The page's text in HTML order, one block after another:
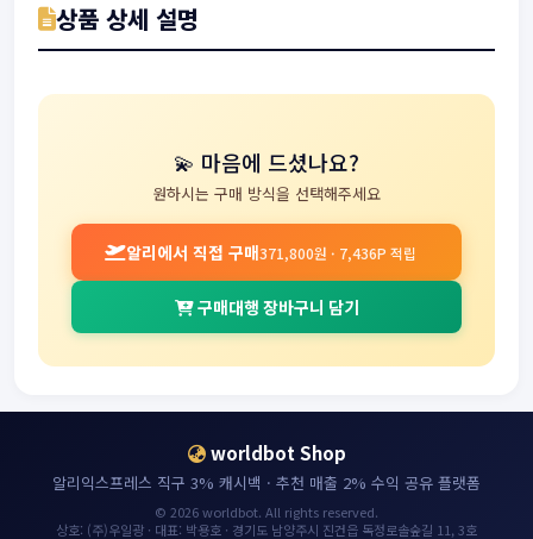
상품 상세 설명
💫 마음에 드셨나요?
원하시는 구매 방식을 선택해주세요
알리에서 직접 구매371,800원 · 7,436P 적립
구매대행 장바구니 담기
worldbot Shop
알리익스프레스 직구 3% 캐시백 · 추천 매출 2% 수익 공유 플랫폼
© 2026 worldbot. All rights reserved.
상호: (주)우일광 · 대표: 박용호 · 경기도 남양주시 진건읍 독정로솔숲길 11, 3호